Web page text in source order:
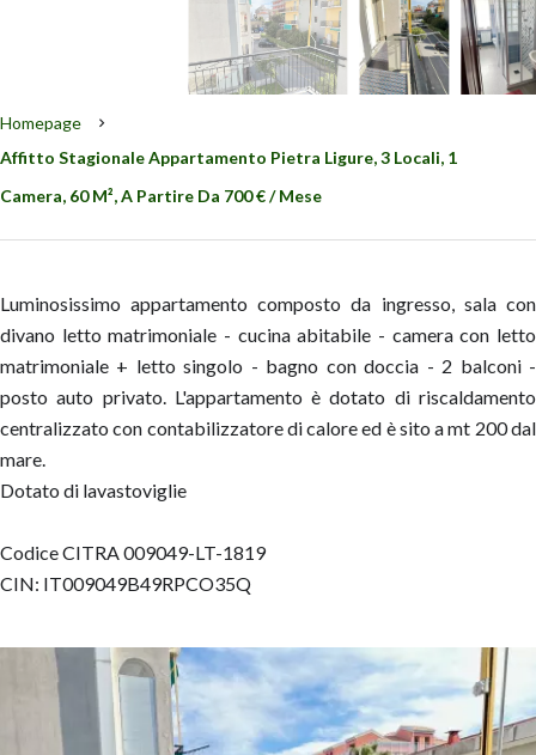
Homepage
Affitto Stagionale Appartamento Pietra Ligure, 3 Locali, 1
Camera, 60 M², A Partire Da 700 € / Mese
Luminosissimo appartamento composto da ingresso, sala con
divano letto matrimoniale - cucina abitabile - camera con letto
matrimoniale + letto singolo - bagno con doccia - 2 balconi -
posto auto privato. L'appartamento è dotato di riscaldamento
centralizzato con contabilizzatore di calore ed è sito a mt 200 dal
mare.
Dotato di lavastoviglie
Codice CITRA 009049-LT-1819
CIN: IT009049B49RPCO35Q